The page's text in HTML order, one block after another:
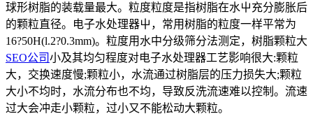
球形树脂的装载量最大。粒度粒度是指树脂在水屮充分膨胀后
的颗粒直径。电子水处理器屮，常用树脂的粒度一样平常为
16?50H(l.2?0.3mm)。粒度用水中分级筛分法测定，树脂颗粒大
SEO公司小及其均匀程度对电子水处理器工艺影响很大:颗粒
大，交换速度慢;颗粒小，水流通过树脂层的压力损失大;颗粒
大小不均时，水流分布也不均，导致反洗流速难以控制。流速
过大会冲走小颗粒，过小又不能松动大颗粒。